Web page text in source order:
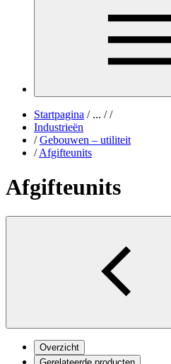
Startpagina /... / /
Industrieën
/ Gebouwen – utiliteit
/ Afgifteunits
Afgifteunits
Overzicht